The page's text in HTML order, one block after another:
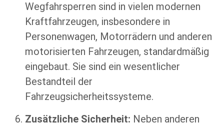
Wegfahrsperren sind in vielen modernen
Kraftfahrzeugen, insbesondere in
Personenwagen, Motorrädern und anderen
motorisierten Fahrzeugen, standardmäßig
eingebaut. Sie sind ein wesentlicher
Bestandteil der
Fahrzeugsicherheitssysteme.
Zusätzliche Sicherheit: Neben anderen